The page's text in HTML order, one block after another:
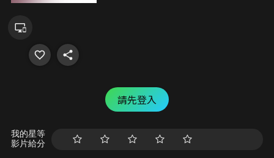
請先登入
我的星等
影片給分